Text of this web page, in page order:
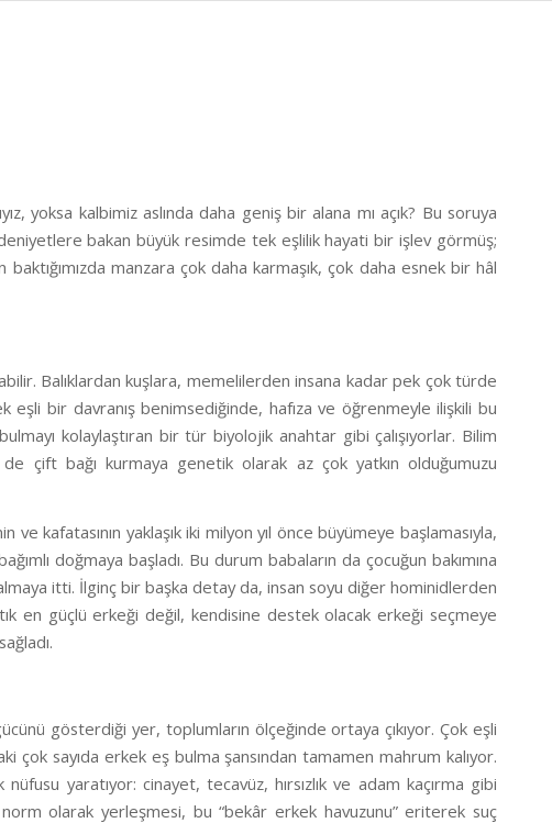
yoksa kalbimiz aslında daha geniş bir alana mı açık? Bu soruya
bakan büyük resimde tek eşlilik hayati bir işlev görmüş;
manzara çok daha karmaşık, çok daha esnek bir hâl
Balıklardan kuşlara, memelilerden insana kadar pek çok türde
eşli bir davranış benimsediğinde, hafıza ve öğrenmeyle ilişkili bu
kolaylaştıran bir tür biyolojik anahtar gibi çalışıyorlar. Bilim
de çift bağı kurmaya genetik olarak az çok yatkın olduğumuzu
ve kafatasının yaklaşık iki milyon yıl önce büyümeye başlamasıyla,
doğmaya başladı. Bu durum babaların da çocuğun bakımına
itti. İlginç bir başka detay da, insan soyu diğer hominidlerden
en güçlü erkeği değil, kendisine destek olacak erkeği seçmeye
gösterdiği yer, toplumların ölçeğinde ortaya çıkıyor. Çok eşli
sayıda erkek eş bulma şansından tamamen mahrum kalıyor.
yaratıyor: cinayet, tecavüz, hırsızlık ve adam kaçırma gibi
norm olarak yerleşmesi, bu “bekâr erkek havuzunu” eriterek suç